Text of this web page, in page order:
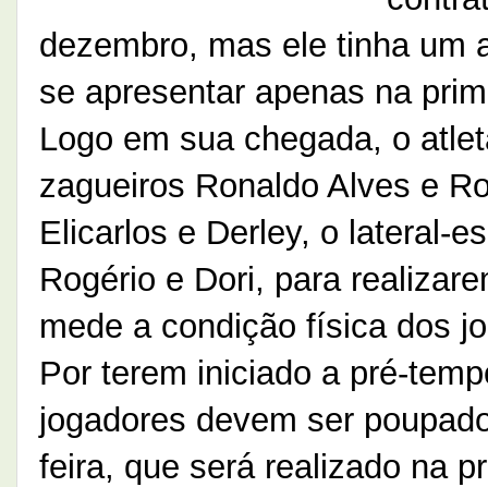
dezembro, mas ele tinha um
se apresentar apenas na
Logo em sua chegada, o
zagueiros Ronaldo Alves e
Elicarlos e Derley, o lateral-
Rogério e Dori, para
mede a condição física dos
Por terem iniciado a pré-
jogadores devem ser
feira, que será realizado na